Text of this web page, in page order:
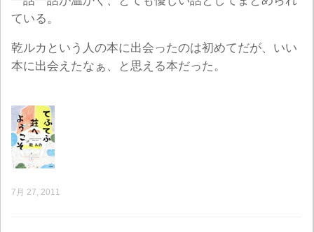
ている。
乾ルカという人の本に出会ったのは初めてだが、いい
本に出会えたなぁ、と思える本だった。
7月 27, 2011